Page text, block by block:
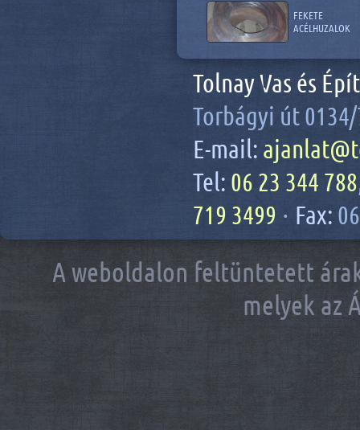
FEKETE
ACÉLHUZALOK
Tolnay Vas és
Torbágyi út
E-mail:
Tel: 06 23 344 788
719 3499 · Fax:
A weboldalon feltüntetett
melyek az